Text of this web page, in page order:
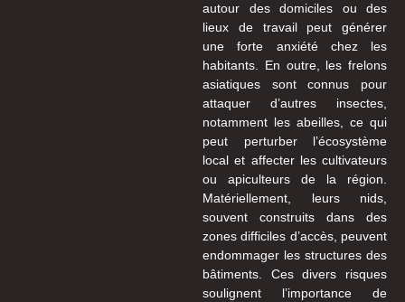
autour des domiciles ou des
lieux de travail peut générer
une forte anxiété chez les
habitants. En outre, les frelons
asiatiques sont connus pour
attaquer d’autres insectes,
notamment les abeilles, ce qui
peut perturber l’écosystème
local et affecter les cultivateurs
ou apiculteurs de la région.
Matériellement, leurs nids,
souvent construits dans des
zones difficiles d’accès, peuvent
endommager les structures des
bâtiments. Ces divers risques
soulignent l’importance de